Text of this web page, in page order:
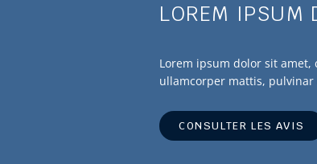
LOREM IPSUM
Lorem ipsum dolor sit
ullamcorper mattis, pulvinar
CONSULTER LES AVIS